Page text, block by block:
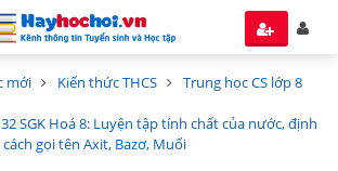
mới Kiến thức THCS
Trung học CS lớp 8
SGK Hoá 8: Luyện tập tính chất của nước, định
gọi tên Axit, Bazơ, Muối